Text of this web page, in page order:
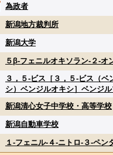
為政者
新潟地方裁判所
新潟大学
５β‐フェニルオキソラン‐２‐オ
３，５‐ビス［３，５‐ビス（ベ
シ）ベンジルオキシ］ベンジ
新潟清心女子中学校・高等学校
新潟自動車学校
１‐フェニル‐４‐ニトロ‐３‐ペン